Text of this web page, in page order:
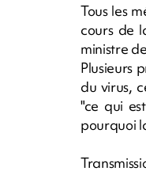
Tous les
cours de
ministre
Plusieurs
du virus,
"ce qui
pourquoi